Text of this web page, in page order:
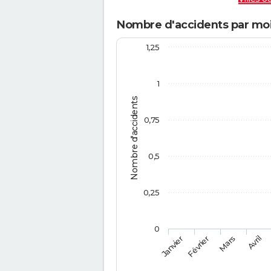
Nombre d'accidents par
Nombre d'accidents
JanvierFévrier Mars Avril
0
1
0,25
0,5
0,75
1,25